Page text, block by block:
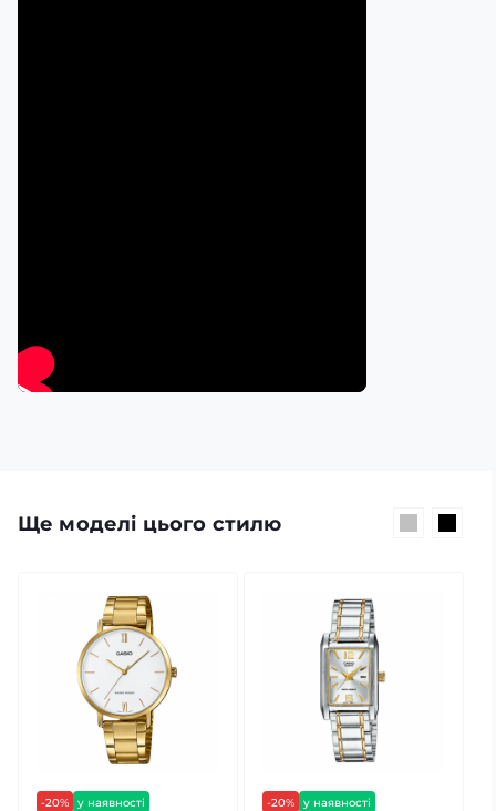
Ще моделі цього стилю
-20%
у наявності
-20%
у наявності